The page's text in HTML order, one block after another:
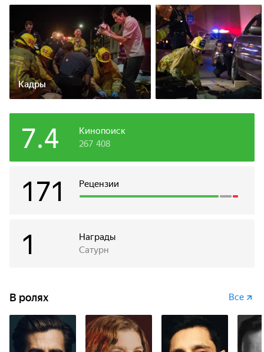
ясно, что ради по-настоящему стоящего материала Луи не
остановится ни перед чем...
Кадры
Кинопоиск
7.4 267 408
Рецензии
171
Награды
1 Сатурн
В ролях Все